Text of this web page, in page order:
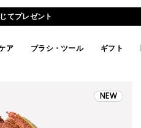
日(水)より
ア ブラシ・ツール ギフト
NEW